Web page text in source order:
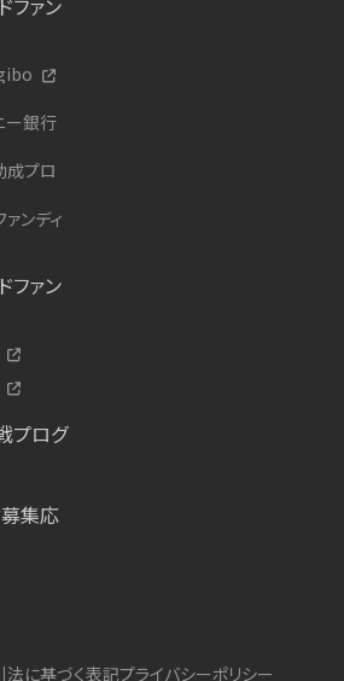
ー銀行
成プロ
ァンディ
ファン
プログ
集応
に基づく表記プライバシーポリシー